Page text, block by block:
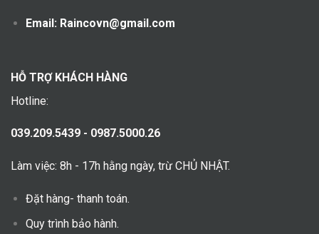
Email: Raincovn@gmail.com
HỖ TRỢ KHÁCH HÀNG
Hotline:
039.209.5439 - 0987.5000.26
Làm việc: 8h - 17h hằng ngày, trừ CHỦ NHẬT.
Đặt hàng- thanh toán.
Quy trình bảo hành.